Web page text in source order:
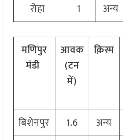
रोहा
1 अन्य
मणिपुर
मंडी
आवक
(टन
में)
क़िस्म
बिशेनपुर
1.6 अन्य